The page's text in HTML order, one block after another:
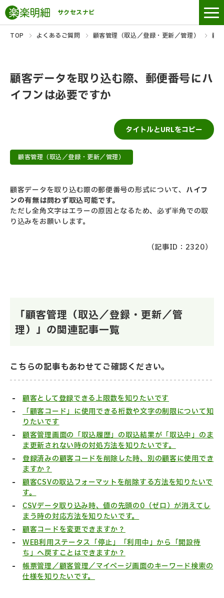
サクセスナビ
TOP よくあるご質問 顧客管理（取込／登録・更新／管理） 顧
顧客データを取り込む際、郵便番号にハ
イフンは必要ですか
タイトルとURLをコピー
顧客管理（取込／登録・更新／管理）
顧客データを取り込む際の郵便番号の形式について、 ハイフ
ンの有無は問わず取込可能です。
ただし全角文字はエラーの原因となるため、必ず半角での取
り込みをお願いします。
（記事ID：2320）
「顧客管理（取込／登録・更新／管
理）」の関連記事一覧
こちらの記事もあわせてご確認ください。
顧客として登録できる上限数を知りたいです
「顧客コード」に使用できる桁数や文字の制限について知
りたいです
顧客管理画面の「取込履歴」の取込結果が「取込中」のま
ま更新されない時の対処方法を知りたいです。
登録済みの顧客コードを削除した時、別の顧客に使用でき
ますか？
顧客CSVの取込フォーマットを削除する方法を知りたいで
す。
CSVデータ取り込み時、値の先頭の0（ゼロ）が消えてし
まう時の対応方法を知りたいです。
顧客コードを変更できますか？
WEB利用ステータス「停止」「利用中」から「開設待
ち」へ戻すことはできますか？
帳票管理／顧客管理／マイページ画面のキーワード検索の
仕様を知りたいです。